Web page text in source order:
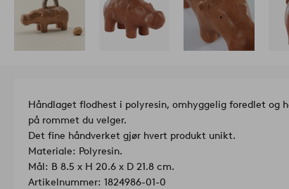
Håndlaget flodhest i polyresin, omhyggelig foredlet og
på rommet du velger.
Det fine håndverket gjør hvert produkt unikt.
Materiale: Polyresin.
Mål: B 8.5 x H 20.6 x D 21.8 cm.
Artikelnummer: 1824986-01-0